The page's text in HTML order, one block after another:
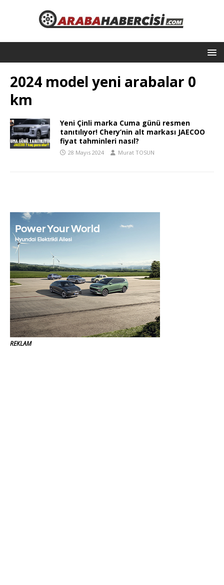
2024 model yeni arabalar 0
km
Yeni Çinli marka Cuma günü resmen
tanıtılıyor! Chery’nin alt markası JAECOO
fiyat tahminleri nasıl?
28 Mayıs 2024 Murat TOSUN
REKLAM